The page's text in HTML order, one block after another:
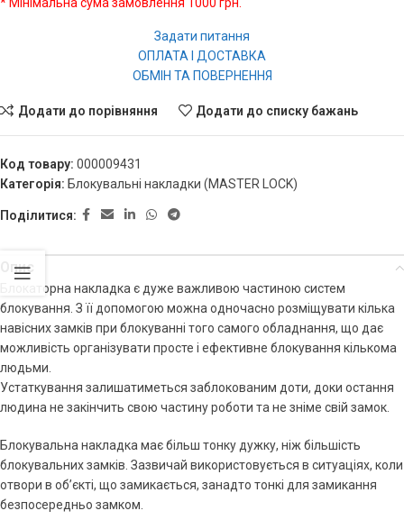
* Мінімальна сума замовлення 1000 грн.
Задати питання
ОПЛАТА І ДОСТАВКА
ОБМІН ТА ПОВЕРНЕННЯ
Додати до порівняння Додати до списку бажань
Код товару: 000009431
Категорія: Блокувальні накладки (MASTER LOCK)
Поділитися:
Опис
Блокаторна накладка є дуже важливою частиною систем
блокування. З її допомогою можна одночасно розміщувати кілька
навісних замків при блокуванні того самого обладнання, що дає
можливість організувати просте і ефективне блокування кількома
людьми.
Устаткування залишатиметься заблокованим доти, доки остання
людина не закінчить свою частину роботи та не зніме свій замок.
Блокувальна накладка має більш тонку дужку, ніж більшість
блокувальних замків. Зазвичай використовується в ситуаціях, коли
отвори в об’єкті, що замикається, занадто тонкі для замикання
безпосередньо замком.